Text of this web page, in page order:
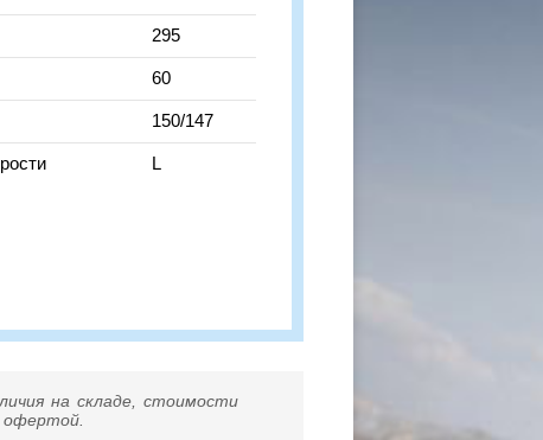
295
60
150/147
L
на складе, стоимости
офертой.